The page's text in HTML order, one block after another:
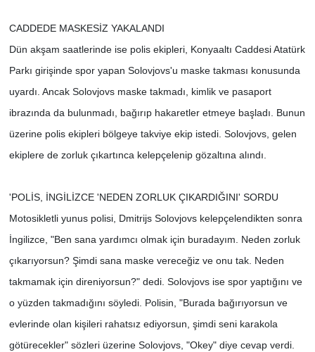
CADDEDE MASKESİZ YAKALANDI
Dün akşam saatlerinde ise polis ekipleri, Konyaaltı Caddesi Atatürk
Parkı girişinde spor yapan Solovjovs'u maske takması konusunda
uyardı. Ancak Solovjovs maske takmadı, kimlik ve pasaport
ibrazında da bulunmadı, bağırıp hakaretler etmeye başladı. Bunun
üzerine polis ekipleri bölgeye takviye ekip istedi. Solovjovs, gelen
ekiplere de zorluk çıkartınca kelepçelenip gözaltına alındı.
'POLİS, İNGİLİZCE 'NEDEN ZORLUK ÇIKARDIĞINI' SORDU
Motosikletli yunus polisi, Dmitrijs Solovjovs kelepçelendikten sonra
İngilizce, "Ben sana yardımcı olmak için buradayım. Neden zorluk
çıkarıyorsun? Şimdi sana maske vereceğiz ve onu tak. Neden
takmamak için direniyorsun?" dedi. Solovjovs ise spor yaptığını ve
o yüzden takmadığını söyledi. Polisin, "Burada bağırıyorsun ve
evlerinde olan kişileri rahatsız ediyorsun, şimdi seni karakola
götürecekler" sözleri üzerine Solovjovs, "Okey" diye cevap verdi.